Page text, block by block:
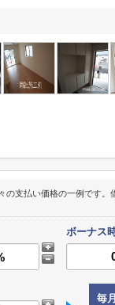
の支払い価格の一例です。
ボーナス
毎